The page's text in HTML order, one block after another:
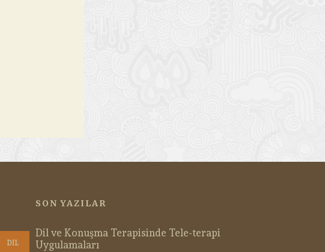
DIL
SON YAZILAR
Dil ve Konuşma Terapisinde Tele-terapi
Uygulamaları